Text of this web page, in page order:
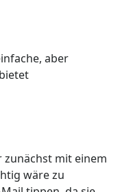
aber
zunächst mit einem
wäre zu